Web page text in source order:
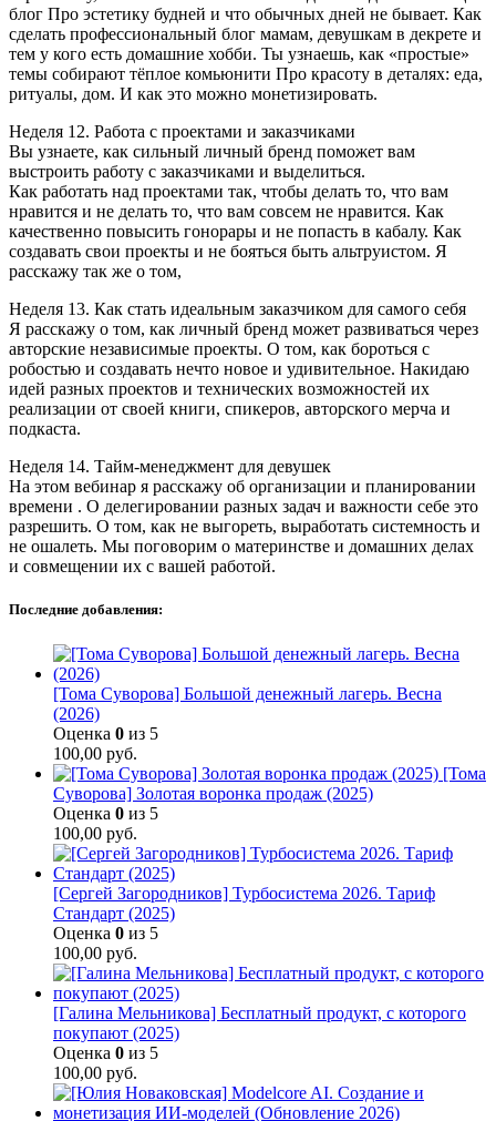
блог Про эстетику будней и что обычных дней не бывает. Как
сделать профессиональный блог мамам, девушкам в декрете и
тем у кого есть домашние хобби. Ты узнаешь, как «простые»
темы собирают тёплое комьюнити Про красоту в деталях: еда,
ритуалы, дом. И как это можно монетизировать.
Неделя 12. Работа с проектами и заказчиками
Вы узнаете, как сильный личный бренд поможет вам
выстроить работу с заказчиками и выделиться.
Как работать над проектами так, чтобы делать то, что вам
нравится и не делать то, что вам совсем не нравится. Как
качественно повысить гонорары и не попасть в кабалу. Как
создавать свои проекты и не бояться быть альтруистом. Я
расскажу так же о том,
Неделя 13. Как стать идеальным заказчиком для самого себя
Я расскажу о том, как личный бренд может развиваться через
авторские независимые проекты. О том, как бороться с
робостью и создавать нечто новое и удивительное. Накидаю
идей разных проектов и технических возможностей их
реализации от своей книги, спикеров, авторского мерча и
подкаста.
Неделя 14. Тайм-менеджмент для девушек
На этом вебинар я расскажу об организации и планировании
времени . О делегировании разных задач и важности себе это
разрешить. О том, как не выгореть, выработать системность и
не ошалеть. Мы поговорим о материнстве и домашних делах
и совмещении их с вашей работой.
Последние добавления:
[Тома Суворова] Большой денежный лагерь. Весна
(2026)
Оценка 0 из 5
100,00 руб.
[Тома
Суворова] Золотая воронка продаж (2025)
Оценка 0 из 5
100,00 руб.
[Сергей Загородников] Турбосистема 2026. Тариф
Стандарт (2025)
Оценка 0 из 5
100,00 руб.
[Галина Мельникова] Бесплатный продукт, с которого
покупают (2025)
Оценка 0 из 5
100,00 руб.